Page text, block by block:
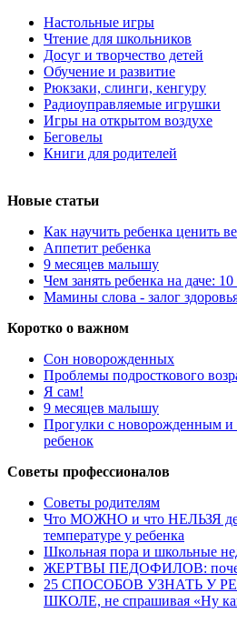
Настольные игры
Чтение для школьников
Досуг и творчество детей
Обучение и развитие
Рюкзаки, слинги, кенгуру
Радиоуправляемые игрушки
Игры на открытом воздухе
Беговелы
Книги для родителей
Новые статьи
Как научить ребенка ценить
Аппетит ребенка
9 месяцев малышу
Чем занять ребенка на даче:
Мамины слова - залог
Коротко о важном
Сон новорожденных
Проблемы подросткового
Я сам!
9 месяцев малышу
Прогулки с новорожденным и
ребенок
Советы профессионалов
Советы родителям
Что МОЖНО и что НЕЛЬЗЯ
температуре у ребенка
Школьная пора и школьные
ЖЕРТВЫ ПЕДОФИЛОВ:
25 СПОСОБОВ УЗНАТЬ У
ШКОЛЕ, не спрашивая «Ну